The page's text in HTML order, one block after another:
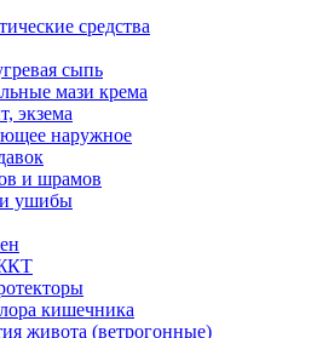
средства
сыпь
мази крема
экзема
наружное
и шрамов
ушибы
кишечника
живота (ветрогонные)